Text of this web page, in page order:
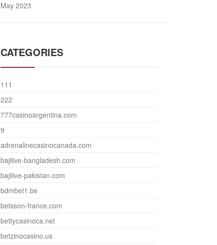
May 2023
CATEGORIES
111
222
777casinoargentina.com
9
adrenalinecasinocanada.com
bajilive-bangladesh.com
bajilive-pakistan.com
bdmbet1.be
betsson-france.com
bettycasinoca.net
betzinocasino.us